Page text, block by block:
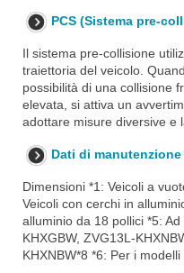
PCS (Sistema pre-
Il sistema pre-collisione
traiettoria del veicolo.
possibilità di una collisione
elevata, si attiva un
adottare misure diversive e
Dati di
Dimensioni *1: Veicoli a
Veicoli con cerchi in
alluminio da 18 pollici *5:
KHXGBW, ZVG13L-
KHXNBW*8 *6: Per i